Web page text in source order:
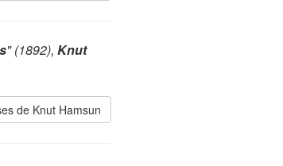
" (1892), Knut
de Knut Hamsun